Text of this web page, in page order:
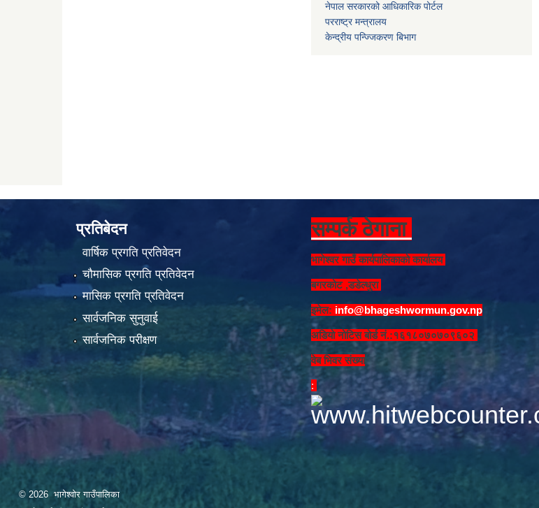
नेपाल सरकारको आधिकारिक पोर्टल
परराष्ट्र मन्त्रालय
केन्द्रीय पन्ज्जिकरण बिभाग
प्रतिबेदन
वार्षिक प्रगति प्रतिवेदन
चौमासिक प्रगति प्रतिवेदन
मासिक प्रगति प्रतिवेदन
सार्वजनिक सुनुवाई
सार्वजनिक परीक्षण
सम्पर्क ठेगाना
भागेश्वर गाउँ कार्यपालिकाको कार्यालय
बगरकोट ,डडेल्धुरा
इमेल: info@bhageshwormun.gov.np
अडियो नोटिस बोर्ड नं.:१६१८०७०७०९६०२
वेब भिवर संख्या
: ​
© 2026 भागेश्वोर गाउँपालिका